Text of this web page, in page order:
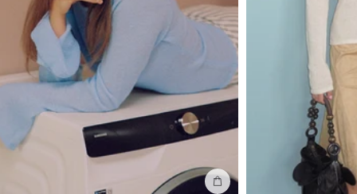
In winkelmand